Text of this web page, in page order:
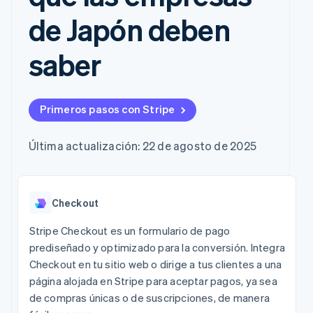
Métodos de
pago
Acceso a más
de 125
Terminal
Pagos en
Boost
Optimizaciones
Link
Connections
Datos de ctas.
vinculadas
Recognition
Automatización
contable
Stripe Sigma
de datos
de tarjetas
criptomonedas
Más
Product roadmap
Ver lo que viene
Marketplaces
Gestión del dinero
Plataformas
Por sector
Economía de los
comunicación y
entretenimiento
Organizaciones sin
fines de lucro
Servicios
profesionales
Gestionar
suscripciones
Ofrecer cobro por
Aprovisiona y
gestiona servicios
con agentes
Recursos
Ejemplos de código
Blog de
desarrolladores
Estado de la API
Empresa
Hoja de ruta del
producto
Sala de prensa
Stripe Press
de Japón deben
saber
Primeros pasos con Stripe
Última actualización: 22 de agosto de 2025
Checkout
Stripe Checkout es un formulario de pago
prediseñado y optimizado para la conversión. Integra
Checkout en tu sitio web o dirige a tus clientes a una
página alojada en Stripe para aceptar pagos, ya sea
de compras únicas o de suscripciones, de manera